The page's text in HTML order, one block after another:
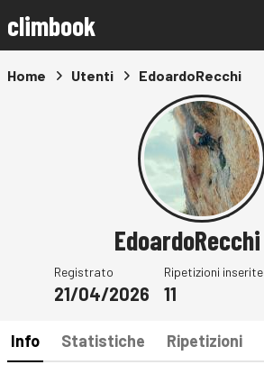
climbook
Home Utenti EdoardoRecchi
EdoardoRecchi
Registrato
21/04/2026
Ripetizioni inserite
11
Info Statistiche Ripetizioni